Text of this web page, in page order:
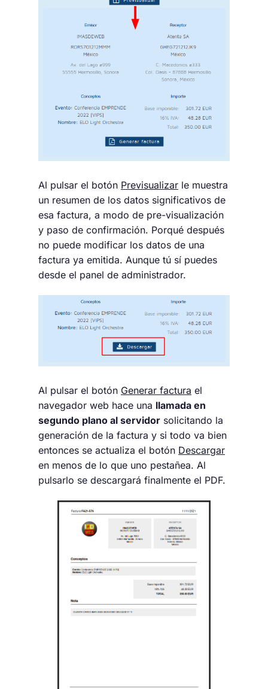
Al pulsar el botón Previsualizar le muestra
un resumen de los datos significativos de
esa factura, a modo de pre-visualización
y paso de confirmación. Porqué después
no puede modificar los datos de una
factura ya emitida. Aunque tú sí puedes
desde el panel de administrador.
Al pulsar el botón Generar factura el
navegador web hace una llamada en
segundo plano al servidor solicitando la
generación de la factura y si todo va bien
entonces se actualiza el botón Descargar
en menos de lo que uno pestañea. Al
pulsarlo se descargará finalmente el PDF.